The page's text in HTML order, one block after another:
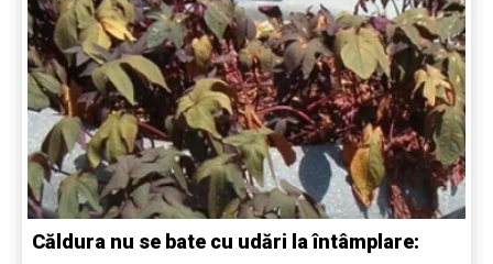
Căldura nu se bate cu udări la întâmplare: